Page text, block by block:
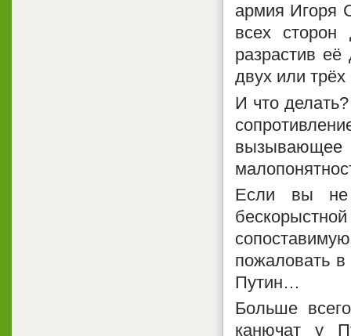
армия Игоря
всех
разрастив
двух или трёх
И что
вызывающее
Если вы не
пожаловать в
Путин…
Больше
канючат у